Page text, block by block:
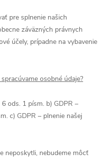
pre splnenie našich
záväzných právnych
účely, prípadne na vybavenie
osobné údaje?
ods. 1 písm. b) GDPR –
c) GDPR – plnenie našej
neposkytli, nebudeme môcť